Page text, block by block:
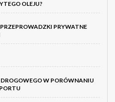
OLEJU?
PRYWATNE
W PORÓWNANIU